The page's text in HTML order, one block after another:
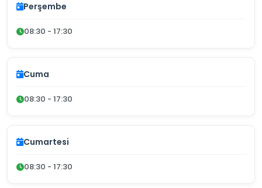
Perşembe
08:30 - 17:30
Cuma
08:30 - 17:30
Cumartesi
08:30 - 17:30